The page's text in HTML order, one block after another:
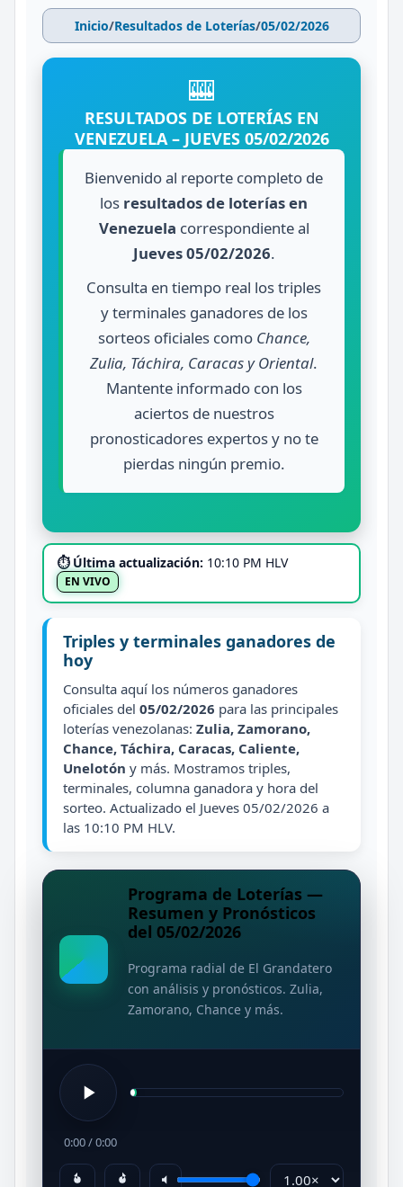
Inicio/Resultados de Loterías/05/02/2026
🎰
RESULTADOS DE LOTERÍAS EN
VENEZUELA – JUEVES 05/02/2026
Bienvenido al reporte completo de
los resultados de loterías en
Venezuela correspondiente al
Jueves 05/02/2026.
Consulta en tiempo real los triples
y terminales ganadores de los
sorteos oficiales como Chance,
Zulia, Táchira, Caracas y Oriental.
Mantente informado con los
aciertos de nuestros
pronosticadores expertos y no te
pierdas ningún premio.
⏱ Última actualización: 10:10 PM HLV
EN VIVO
Triples y terminales ganadores de
hoy
Consulta aquí los números ganadores
oficiales del 05/02/2026 para las principales
loterías venezolanas: Zulia, Zamorano,
Chance, Táchira, Caracas, Caliente,
Unelotón y más. Mostramos triples,
terminales, columna ganadora y hora del
sorteo. Actualizado el Jueves 05/02/2026 a
las 10:10 PM HLV.
Programa de Loterías —
Resumen y Pronósticos
del 05/02/2026
Programa radial de El Grandatero
con análisis y pronósticos. Zulia,
Zamorano, Chance y más.
0:00/0:00